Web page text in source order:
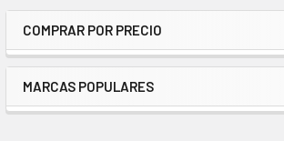
Barra
lateral
COMPRAR POR PRECIO
MARCAS POPULARES